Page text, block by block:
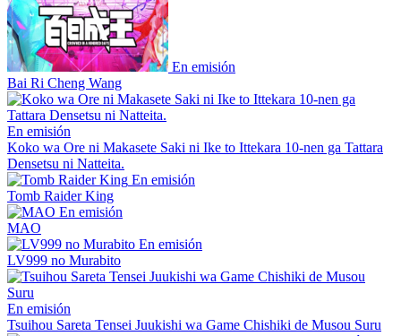
En emisión
Bai Ri Cheng Wang
En emisión
Koko wa Ore ni Makasete Saki ni Ike to Ittekara 10-nen ga Tattara
Densetsu ni Natteita.
En emisión
Tomb Raider King
En emisión
MAO
En emisión
LV999 no Murabito
En emisión
Tsuihou Sareta Tensei Juukishi wa Game Chishiki de Musou Suru